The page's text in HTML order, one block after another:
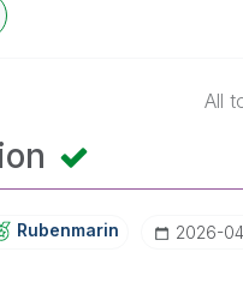
All
Rubenmarin ‎2026-